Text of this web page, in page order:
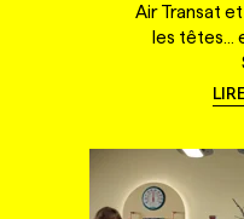
Air Transat
les têtes...